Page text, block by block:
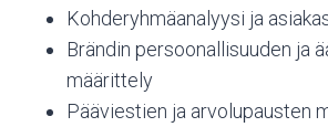
Kohderyhmäanalyysi ja
Brändin persoonallisuuden ja
määrittely
Pääviestien ja arvolupausten